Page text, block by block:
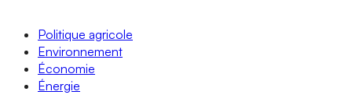
Politique agricole
Environnement
Économie
Énergie